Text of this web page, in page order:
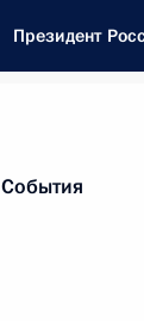
Президент
События